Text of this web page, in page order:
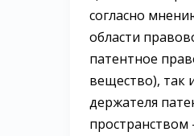
согласно
области
патентное
вещество), так
держателя
пространством